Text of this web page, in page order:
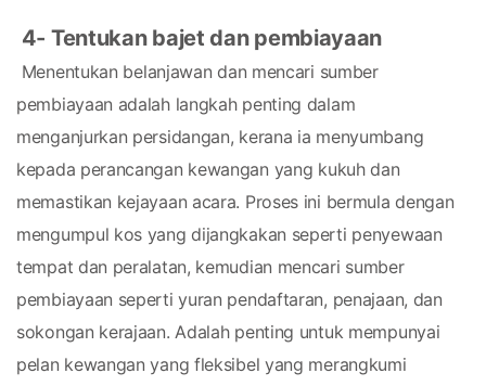
4- Tentukan bajet dan pembiayaan
pembiayaan adalah langkah penting dalam
menganjurkan persidangan, kerana ia menyumbang
kepada perancangan kewangan yang kukuh dan
memastikan kejayaan acara. Proses ini bermula dengan
mengumpul kos yang dijangkakan seperti penyewaan
tempat dan peralatan, kemudian mencari sumber
pembiayaan seperti yuran pendaftaran, penajaan, dan
sokongan kerajaan. Adalah penting untuk mempunyai
pelan kewangan yang fleksibel yang merangkumi